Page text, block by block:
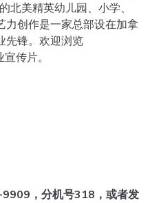
北美精英幼儿园、小学、
力创作是一家总部设在加拿
先锋。欢迎浏览
传片。
，分机号318 ，或者发